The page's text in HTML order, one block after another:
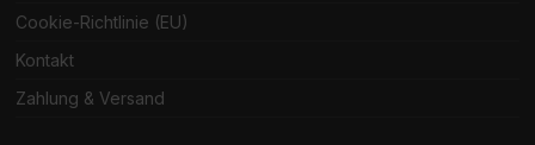
Cookie-Richtlinie (EU)
Kontakt
Zahlung & Versand